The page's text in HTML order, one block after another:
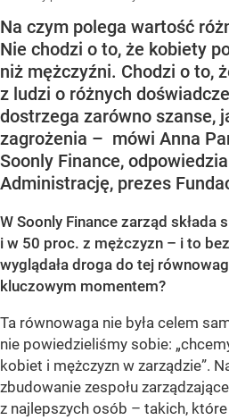
Na czym polega wartość
Nie chodzi o to, że kobiety
niż mężczyźni. Chodzi o to,
z ludzi o różnych
dostrzega zarówno szanse,
zagrożenia – mówi Anna
Soonly Finance,
Administrację, prezes
W Soonly Finance zarząd składa
i w 50 proc. z mężczyzn – i to
wyglądała droga do tej
kluczowym momentem?
Ta równowaga nie była celem
nie powiedzieliśmy sobie:
kobiet i mężczyzn w zarządzie”.
zbudowanie zespołu
z najlepszych osób – takich,